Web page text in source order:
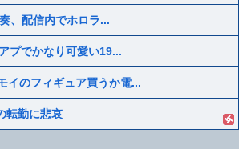
、配信内でホロラ...
プでかなり可愛い19...
イのフィギュア買うか電...
転勤に悲哀